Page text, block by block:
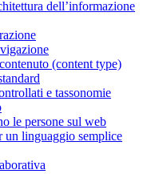
dell’informazione
(content type)
e tassonomie
le persone sul web
un linguaggio semplice